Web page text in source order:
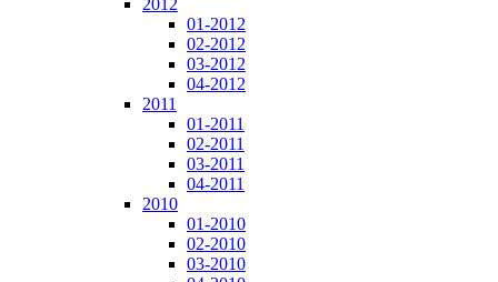
2012
01-2012
02-2012
03-2012
04-2012
2011
01-2011
02-2011
03-2011
04-2011
2010
01-2010
02-2010
03-2010